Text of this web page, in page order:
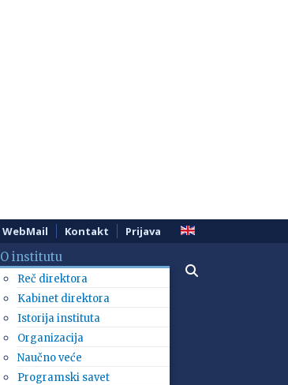
WebMail Kontakt Prijava
O institutu
Reč direktora
Kabinet direktora
Istorija instituta
Organizacija
Naučno veće
Programski savet